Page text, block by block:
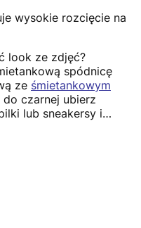
wysokie rozcięcie na
look ze zdjęć?
spódnicę
ze śmietankowym
do czarnej ubierz
lub sneakersy i…